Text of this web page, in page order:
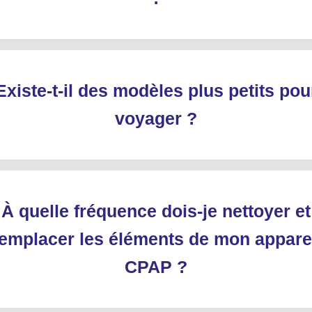
t-il des modèles plus petits
voyager ?
À quelle fréquence dois-je nettoyer et
les éléments de mon
CPAP ?